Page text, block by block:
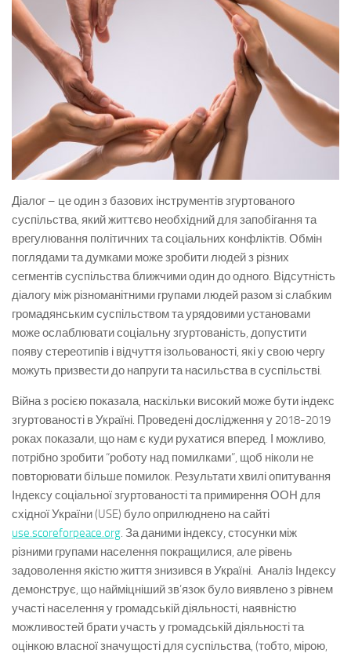
Діалог – це один з базових інструментів згуртованого
суспільства, який життєво необхідний для запобігання та
врегулювання політичних та соціальних конфліктів. Обмін
поглядами та думками може зробити людей з різних
сегментів суспільства ближчими один до одного. Відсутність
діалогу між різноманітними групами людей разом зі слабким
громадянським суспільством та урядовими установами
може ослаблювати соціальну згуртованість, допустити
появу стереотипів і відчуття ізольованості, які у свою чергу
можуть призвести до напруги та насильства в суспільстві.
Війна з росією показала, наскільки високий може бути індекс
згуртованості в Україні. Проведені дослідження у 2018-2019
роках показали, що нам є куди рухатися вперед. І можливо,
потрібно зробити “роботу над помилками”, щоб ніколи не
повторювати більше помилок. Результати хвилі опитування
Індексу соціальної згуртованості та примирення ООН для
східної України (USE) було оприлюднено на сайті
use.scoreforpeace.org. За даними індексу, стосунки між
різними групами населення покращилися, але рівень
задоволення якістю життя знизився в Україні. Аналіз Індексу
демонструє, що найміцніший зв’язок було виявлено з рівнем
участі населення у громадській діяльності, наявністю
можливостей брати участь у громадській діяльності та
оцінкою власної значущості для суспільства, (тобто, мірою,